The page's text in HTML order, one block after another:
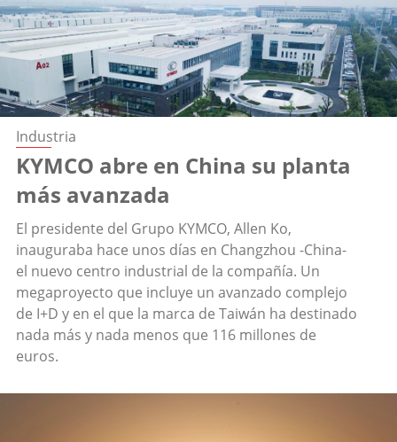
Industria
KYMCO abre en China su planta
más avanzada
El presidente del Grupo KYMCO, Allen Ko,
inauguraba hace unos días en Changzhou -China-
el nuevo centro industrial de la compañía. Un
megaproyecto que incluye un avanzado complejo
de I+D y en el que la marca de Taiwán ha destinado
nada más y nada menos que 116 millones de
euros.